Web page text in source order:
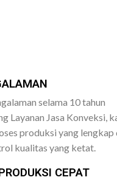
selama 10 tahun
Layanan Jasa Konveksi,
produksi yang lengkap
kualitas yang ketat.
CEPAT